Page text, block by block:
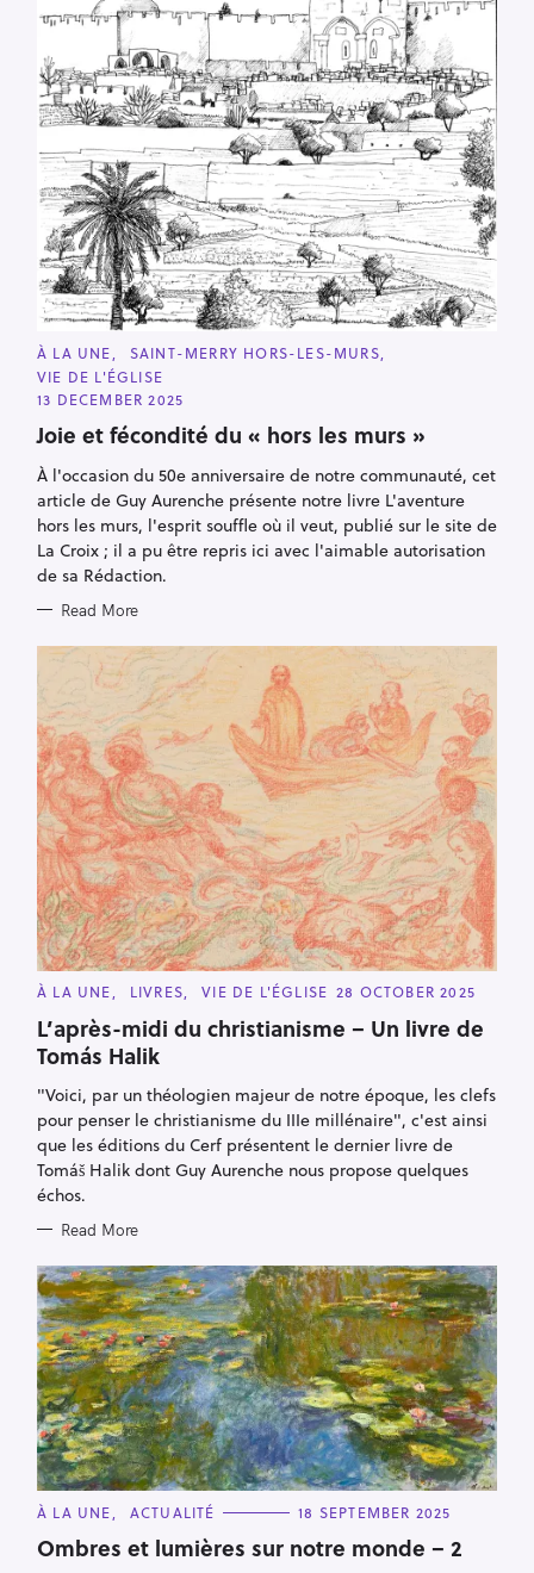
C
A
T
E
O
R
E
À LA UNE
SAINT-MERRY HORS-LES-MURS
VIE DE L'ÉGLISE
13 DECEMBER 2025
Joie et fécondité du « hors les murs »
À l'occasion du 50e anniversaire de notre communauté, cet
article de Guy Aurenche présente notre livre L'aventure
hors les murs, l'esprit souffle où il veut, publié sur le site de
La Croix ; il a pu être repris ici avec l'aimable autorisation
de sa Rédaction.
Read More
C
T
E
G
O
I
E
S
À LA UNE LIVRES VIE DE L'ÉGLISE 28 OCTOBER 2025
L’après-midi du christianisme – Un livre de
Tomás Halik
"Voici, par un théologien majeur de notre époque, les clefs
pour penser le christianisme du IIIe millénaire", c'est ainsi
que les éditions du Cerf présentent le dernier livre de
Tomáš Halik dont Guy Aurenche nous propose quelques
échos.
Read More
C
T
E
À LA UNE ACTUALITÉ 18 SEPTEMBER 2025
Ombres et lumières sur notre monde – 2